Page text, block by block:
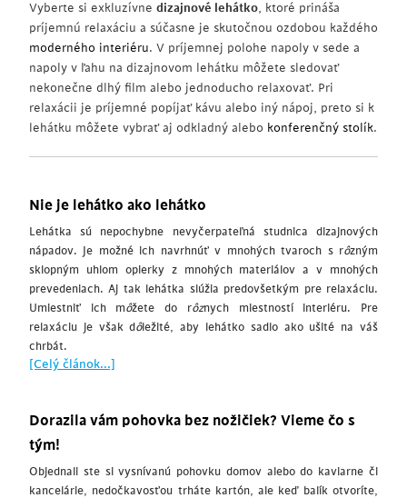
Vyberte si exkluzívne dizajnové lehátko, ktoré prináša
príjemnú relaxáciu a súčasne je skutočnou ozdobou každého
moderného interiéru. V príjemnej polohe napoly v sede a
napoly v ľahu na dizajnovom lehátku môžete sledovať
nekonečne dlhý film alebo jednoducho relaxovať. Pri
relaxácii je príjemné popíjať kávu alebo iný nápoj, preto si k
lehátku môžete vybrať aj odkladný alebo konferenčný stolík.
Nie je lehátko ako lehátko
Lehátka sú nepochybne nevyčerpateľná studnica dizajnových
nápadov. Je možné ich navrhnúť v mnohých tvaroch s rôzným
sklopným uhlom opierky z mnohých materiálov a v mnohých
prevedeniach. Aj tak lehátka slúžia predovšetkým pre relaxáciu.
Umiestniť ich môžete do rôznych miestností interiéru. Pre
relaxáciu je však dôležité, aby lehátko sadlo ako ušité na váš
chrbát.
[Celý článok...]
Dorazila vám pohovka bez nožičiek? Vieme čo s
tým!
Objednali ste si vysnívanú pohovku domov alebo do kaviarne či
kancelárie, nedočkavosťou trháte kartón, ale keď balík otvoríte,